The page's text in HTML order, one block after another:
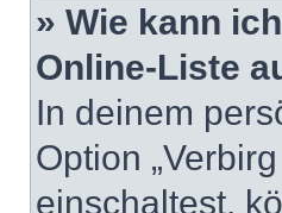
» Wie kann
Online-Liste
In deinem
Option
einschaltest,